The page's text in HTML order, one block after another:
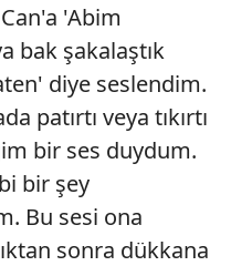
'Abim
bak şakalaştık
diye seslendim.
patırtı veya tıkırtı
bir ses duydum.
bir şey
Bu sesi ona
sonra dükkana